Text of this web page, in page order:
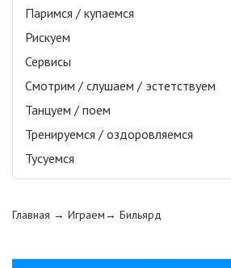
Паримся / купаемся
Рискуем
Сервисы
Смотрим / слушаем / эстетствуем
Танцуем / поем
Тренируемся / оздоровляемся
Тусуемся
Главная → Играем→ Бильярд